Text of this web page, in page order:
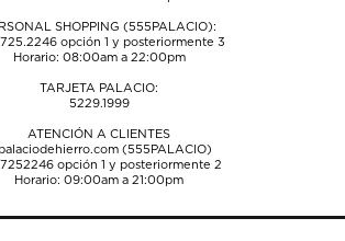
SHOPPING (555PALACIO):
opción 1 y posteriormente 3
Horario: 08:00am a 22:00pm
TARJETA PALACIO:
5229.1999
ATENCIÓN A CLIENTES
(555PALACIO)
opción 1 y posteriormente 2
Horario: 09:00am a 21:00pm